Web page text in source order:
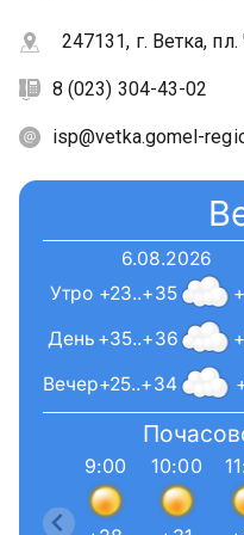
247131, г. Ветка,
8 (023) 304-43-02
isp@vetka.gomel-
6.08.2026
+23..+35
+35..+36
+25..+34
Вечер
День
Утро
9:00 10:00